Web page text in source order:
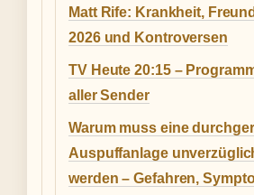
Matt Rife: Krankheit,
2026 und Kontroversen
TV Heute 20:15 –
aller Sender
Warum muss eine
Auspuffanlage
werden – Gefahren,